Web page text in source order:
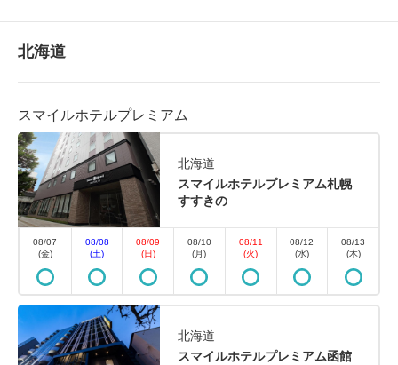
【公式サイト限定】スマイル バリ
ューステイプラン＜ 朝食付 ＞
朝食 現地払い・Web決済
in 15:00~ 29:00 / out 11:00まで
早期から直前まで、いつでもご予約いただけます。滞
す。ご自由にご滞在をお楽しみ下さい。※こちらのプ
ランは＜ 朝食付 ＞です。
北海道
スマイルホテルプレミアム
北海道
スマイルホテルプレミアム札幌
すすきの
08/07
(金)
08/08
(土)
08/09
(日)
08/10
(月)
08/11
(火)
08/12
(水)
08/13
(木)
北海道
スマイルホテルプレミアム函館